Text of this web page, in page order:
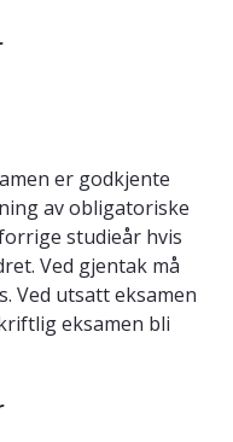
er godkjente
av obligatoriske
studieår hvis
Ved gjentak må
Ved utsatt eksamen
eksamen bli